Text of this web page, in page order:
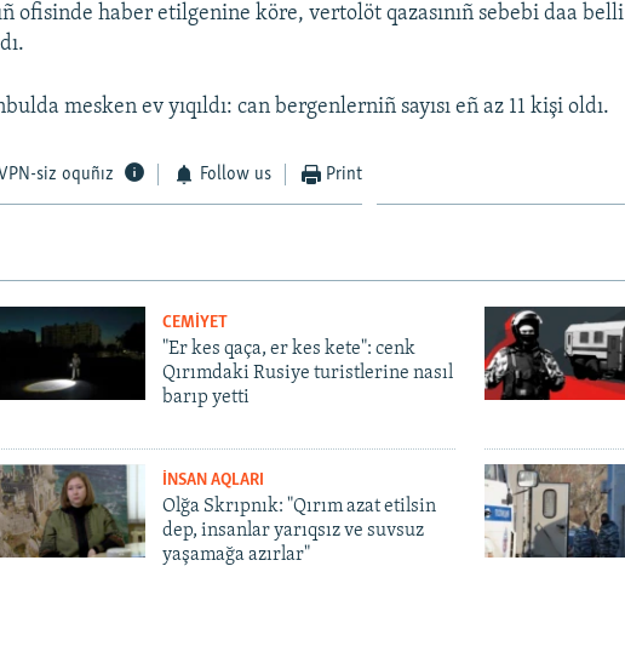
ofisinde haber etilgenine köre, vertolöt qazasınıñ sebebi daa belli
mesken ev yıqıldı: can bergenlerniñ sayısı eñ az 11 kişi oldı.
siz oquñız Follow us Print
CEMİYET
"Er kes qaça, er kes kete": cenk
Qırımdaki Rusiye turistlerine nasıl
barıp yetti
İNSAN AQLARI
Olğa Skrıpnık: "Qırım azat etilsin
dep, insanlar yarıqsız ve suvsuz
yaşamağa azırlar"